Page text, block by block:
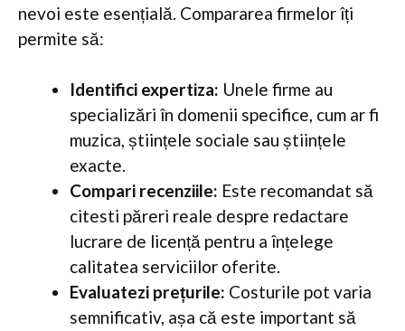
nevoi este esențială. Compararea firmelor îți
permite să:
Identifici expertiza: Unele firme au
specializări în domenii specifice, cum ar fi
muzica, științele sociale sau științele
exacte.
Compari recenziile: Este recomandat să
citesti păreri reale despre redactare
lucrare de licență pentru a înțelege
calitatea serviciilor oferite.
Evaluatezi prețurile: Costurile pot varia
semnificativ, așa că este important să